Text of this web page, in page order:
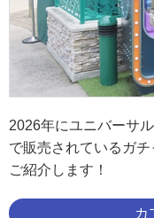
2026年にユニバーサ
で販売されているガ
ご紹介します！
カ